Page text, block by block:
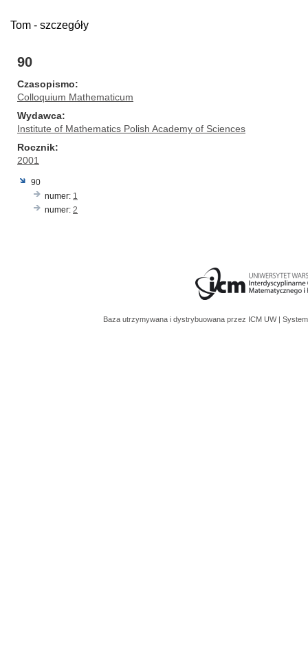
Tom - szczegóły
90
Czasopismo
Colloquium Mathematicum
Wydawca
Institute of Mathematics Polish Academy of Sciences
Rocznik
2001
90
numer: 1
numer: 2
Baza utrzymywana i dystrybuowana przez ICM UW |